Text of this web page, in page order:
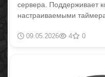
сервера. Поддерживает
настраиваемыми
09.05.2026 4 0